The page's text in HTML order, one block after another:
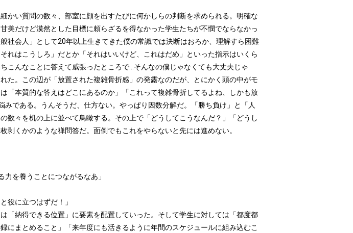
かい質問の数々、部室に顔を出すたびに何かしらの判断を求められる。明確な
美だけど漠然とした目標に頼らざるを得なかった学生たちが不憫でならなかっ
社会人」として20年以上生きてきた僕の常識では決断はおろか、理解すら困難
れはこうしろ」だとか「それはいいけど、これはだめ」といった指示はいくら
こんなことに答えて威張ったところで...そんなの僕じゃなくても大丈夫じゃ
た。この辺が「放置された複雑骨折感」の発露なのだが、とにかく頭の中がモ
「本質的な答えはどこにあるのか」「これって複雑骨折してるよね、しかも放
みである。うんそうだ、仕方ない。やっぱり因数分解だ。「勝ち負け」と「人
数々を机の上に並べて鳥瞰する。その上で「どうしてこうなんだ？」「どうし
剥くかのような禅問答だ。面倒でもこれをやらないと先には進めない。
力を養うことにつながるなあ」
役に立つはずだ！」
「納得できる位置」に要素を配置していった。そして学生に対しては「都度都
にまとめること」「来年度にも活きるように年間のスケジュールに組み込むこ